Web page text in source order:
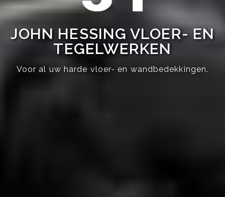
JOHN HESSING VLOER- EN
TEGELWERKEN
Voor al uw harde vloer- en wandbedekkingen.